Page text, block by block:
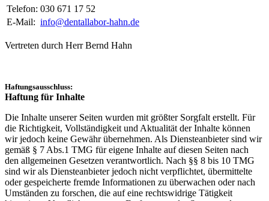
Telefon: 030 671 17 52
E-Mail: info@dentallabor-hahn.de
Vertreten durch Herr Bernd Hahn
Haftungsausschluss:
Haftung für Inhalte
Die Inhalte unserer Seiten wurden mit größter Sorgfalt erstellt. Für
die Richtigkeit, Vollständigkeit und Aktualität der Inhalte können
wir jedoch keine Gewähr übernehmen. Als Diensteanbieter sind wir
gemäß § 7 Abs.1 TMG für eigene Inhalte auf diesen Seiten nach
den allgemeinen Gesetzen verantwortlich. Nach §§ 8 bis 10 TMG
sind wir als Diensteanbieter jedoch nicht verpflichtet, übermittelte
oder gespeicherte fremde Informationen zu überwachen oder nach
Umständen zu forschen, die auf eine rechtswidrige Tätigkeit